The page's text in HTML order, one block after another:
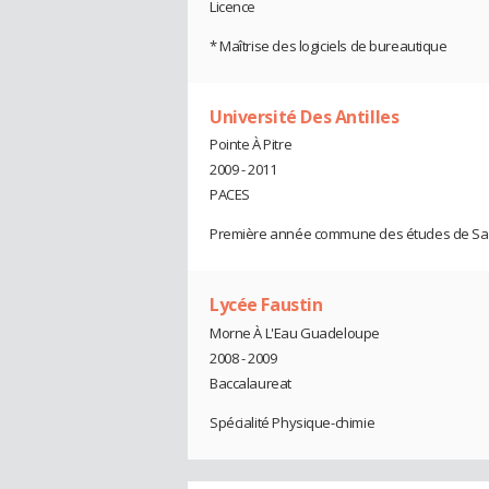
Licence
* Maîtrise des logiciels de bureautique
Université Des Antilles
Pointe À Pitre
2009 - 2011
PACES
Première année commune des études de
Lycée Faustin
Morne À L'Eau Guadeloupe
2008 - 2009
Baccalaureat
Spécialité Physique-chimie